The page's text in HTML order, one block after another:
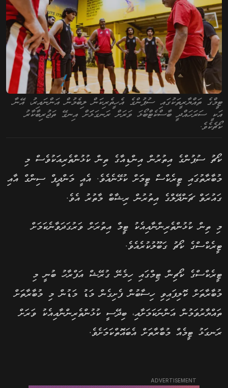
ޓީމްގެ ތައްޔާރީތަކުގައި ސުޕުންގެ އެހީތެރިކަން ލިބެމުން އަންނައިރު، އޭނާ
އަކީ ސަރަހައްދީ ބާސްކެޓްބޯޅަ ވަރަށް ރަނގަޅަަށް އިނގޭ ތަޖުރިބާކާރު
ކޯޗެކެވެ.
ކޯޗު ސުޕުންގެ އިތުރުން އިންޑިއާގެ ތިން ކުޅުންތެރިއަކުވެސް މި
މުބާރާތުގައި ޓީރެކްސް ޓީމަށް ކުޅޭނެއެވެ. އެއީ މަންދީޕް ސިންގް އާއި
ގައުރަވް ޗަންދޭލްގެ އިތުރުން ރިޝާބް މާތުރު އެވެ.
މި ތިން ކުޅުންތެރިންނާއިއެކު ޓީމް އިތުރަށް ވަރުގަދަވާނެކަމަށް
ޓީރެކްސްގެ ކޯޗު ގަބޫލުކުރެއެވެ.
ޓީރެކްސްގެ ކޯޗިން ޓިމްގައި ހިމެނޭ ގުރޭޝް އަފްރާހު ބުނީ މި
މުބާރާތަށް ކޮލިފައިވި ހިސާބުން ފެށިގެން މަޑު މަޑުން މި މުބާރާތަށް
ތައްޔާރުވަމުން އަންނަކަމަށާއި، ބިދޭސީ ކުޅުންތެރިންނާއިއެކު ވަރަށް
ރަނގަޅު ޓީމެއް މުބާރާތަށް އެބައޮތްކަމަށެވެ.
ADVERTISEMENT